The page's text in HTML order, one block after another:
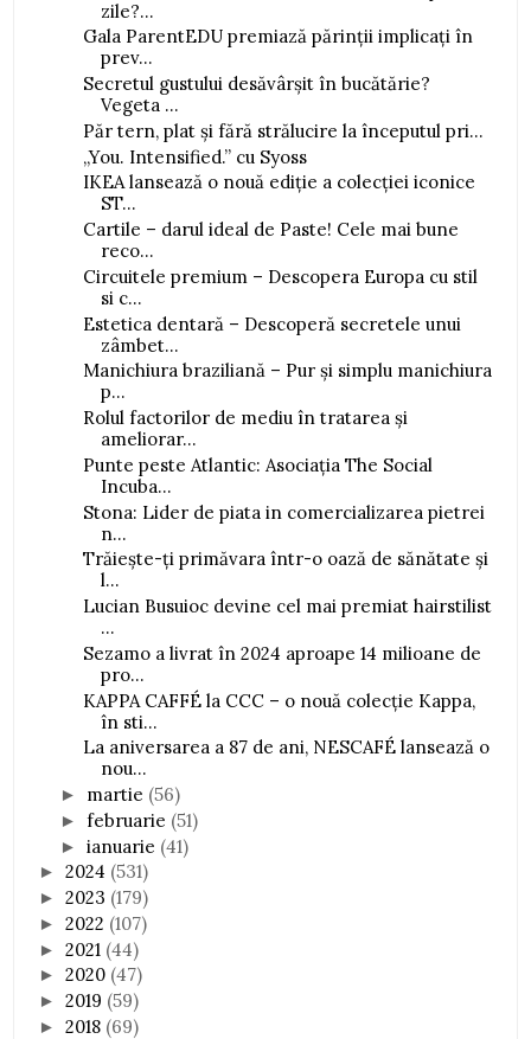
zile?...
Gala ParentEDU premiază părinții implicați în
prev...
Secretul gustului desăvârșit în bucătărie?
Vegeta ...
Păr tern, plat și fără strălucire la începutul pri...
„You. Intensified.” cu Syoss
IKEA lansează o nouă ediție a colecției iconice
ST...
Cartile – darul ideal de Paste! Cele mai bune
reco...
Circuitele premium – Descopera Europa cu stil
si c...
Estetica dentară – Descoperă secretele unui
zâmbet...
Manichiura braziliană – Pur și simplu manichiura
p...
Rolul factorilor de mediu în tratarea și
ameliorar...
Punte peste Atlantic: Asociația The Social
Incuba...
Stona: Lider de piata in comercializarea pietrei
n...
Trăiește-ți primăvara într-o oază de sănătate și
l...
Lucian Busuioc devine cel mai premiat hairstilist
...
Sezamo a livrat în 2024 aproape 14 milioane de
pro...
KAPPA CAFFÉ la CCC – o nouă colecție Kappa,
în sti...
La aniversarea a 87 de ani, NESCAFÉ lansează o
nou...
► martie (56)
►februarie (51)
►ianuarie (41)
►2024 (531)
►2023 (179)
►2022 (107)
►2021 (44)
►2020 (47)
►2019 (59)
►2018 (69)